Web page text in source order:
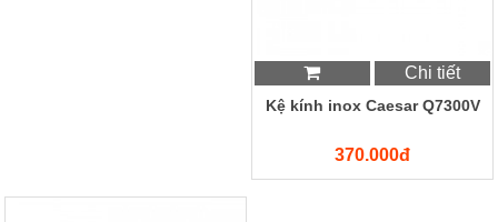
Chi tiết
Kệ kính inox Caesar Q7300V
370.000đ